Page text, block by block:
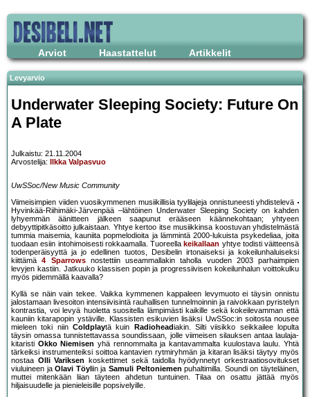
Arviot Haastattelut Artikkelit
Levyarvio
Underwater Sleeping Society: Future On
A Plate
Julkaistu: 21.11.2004
Arvostelija:
Ilkka Valpasvuo
UwSSoc/New Music Community
Viimeisimpien viiden vuosikymmenen musiikillisia tyylilajeja onnistuneesti yhdistelevä
Hyvinkää-Riihimäki-Järvenpää –lähtöinen Underwater Sleeping Society on kahden
lyhyemmän äänitteen jälkeen saapunut erääseen käännekohtaan; yhtyeen
debyyttipitkäsoitto julkaistaan. Yhtye kertoo itse musiikkinsa koostuvan yhdistelmästä
tummia maisemia, kauniita popmelodioita ja lämmintä 2000-lukuista psykedeliaa, joita
tuodaan esiin intohimoisesti rokkaamalla. Tuoreella keikallaan yhtye todisti väitteensä
todenperäisyyttä ja jo edellinen tuotos, Desibelin irtonaiseksi ja kokeilunhaluiseksi
kiittämä4 Sparrowsnostettiin useammallakin taholla vuoden 2003 parhaimpien
levyjen kastiin. Jatkuuko klassisen popin ja progressiivisen kokeilunhalun voittokulku
myös pidemmällä kaavalla?
Kyllä se näin vain tekee. Vaikka kymmenen kappaleen levymuoto ei täysin onnistu
jalostamaan livesoiton intensiivisintä rauhallisen tunnelmoinnin ja raivokkaan pyristelyn
kontrastia, voi levyä huoletta suositella lämpimästi kaikille sekä kokeilevamman että
kauniin kitarapopin ystäville. Klassisten esikuvien lisäksi UwSSoc:in soitosta nousee
mieleen toki niin Coldplaytä kuin Radioheadiakin. Silti viisikko seikkailee lopulta
täysin omassa tunnistettavassa soundissaan, jolle viimeisen silauksen antaa laulaja-
kitaristi Okko Niemisen yhä rennommalta ja kantavammalta kuulostava laulu. Yhtä
tärkeiksi instrumenteiksi soittoa kantavien rytmiryhmän ja kitaran lisäksi täytyy myös
nostaa Olli Variksen
koskettimet sekä taidolla hyödynnetyt orkestraatiosovitukset
viuluineen jaOlavi Töylin jaSamuli Peltoniemen puhaltimilla. Soundi on täyteläinen,
muttei mitenkään liian täyteen ahdetun tuntuinen. Tilaa on osattu jättää myös
hiljaisuudelle ja pienieleisille popsivelyille.